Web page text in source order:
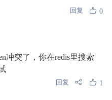
回复 0
冲突了，你在redis里搜索
回复 1